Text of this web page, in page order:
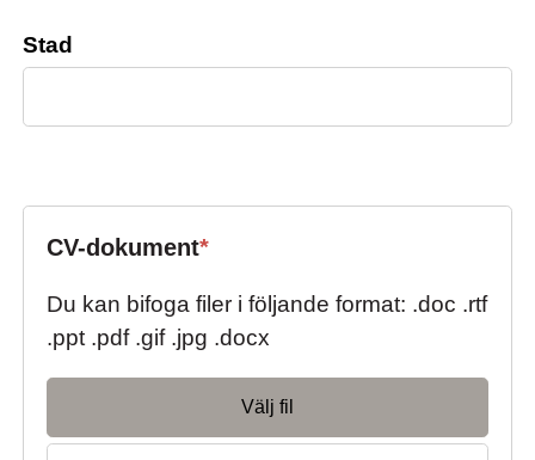
Stad
CV-dokument*
Du kan bifoga filer i följande format: .doc .rtf
.ppt .pdf .gif .jpg .docx
Välj fil